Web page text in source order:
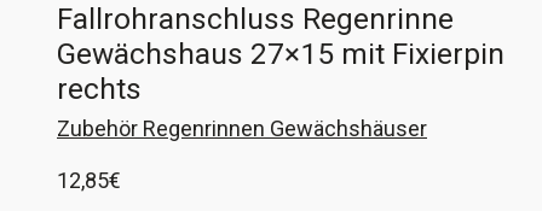
eurer Rinne und ich fertige passende an!
Fallrohranschluss Regenrinne
Gewächshaus 27×15 mit Fixierpin
rechts
Zubehör Regenrinnen Gewächshäuser
12,85€